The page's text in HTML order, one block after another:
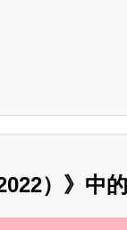
）》中